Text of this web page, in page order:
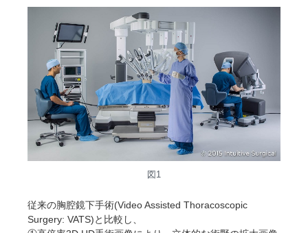
図1
従来の胸腔鏡下手術(Video Assisted Thoracoscopic
Surgery: VATS)と比較し、